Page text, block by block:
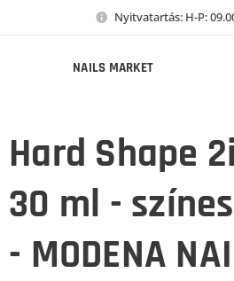
Nyitvatartás: H-P:
NAILS MARKET
Hard Shape
30 ml -
- MODENA